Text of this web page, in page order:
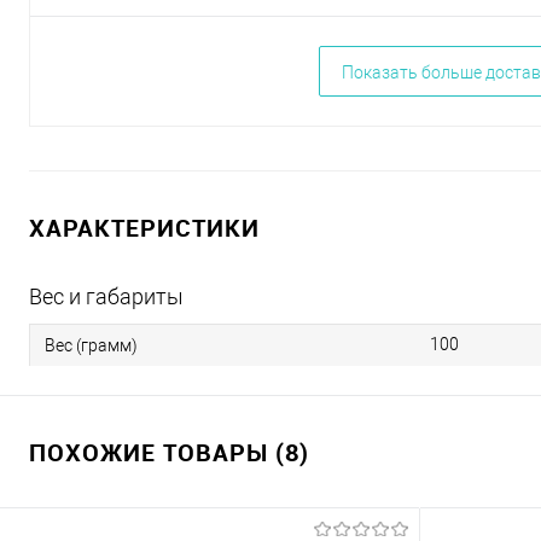
Показать больше
ХАРАКТЕРИСТИКИ
Вес и габариты
Вес (грамм) 100
ПОХОЖИЕ ТОВАРЫ (8)